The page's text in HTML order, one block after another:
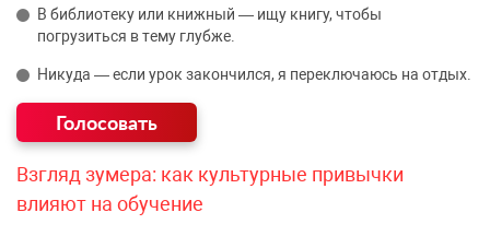
В библиотеку или книжный — ищу книгу, чтобы
погрузиться в тему глубже.
Никуда — если урок закончился, я переключаюсь на отдых.
Взгляд зумера: как культурные привычки
влияют на обучение